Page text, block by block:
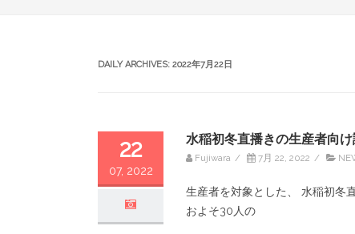
DAILY ARCHIVES: 2022年7月22日
22
07, 2022
水稲初冬直播きの生産者向
Fujiwara / 7月 22, 2022 /
生産者を対象とした、 水稲初冬
およそ30人の